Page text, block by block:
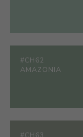
#CH62
AMAZONIA